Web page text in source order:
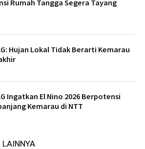
Rumah Tangga Segera Tayang
Hujan Lokal Tidak Berarti Kemarau
Ingatkan El Nino 2026 Berpotensi
Kemarau di NTT
LAINNYA